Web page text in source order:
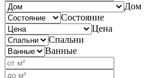
Дом
Состояние
Цена
Спальни
Ванные